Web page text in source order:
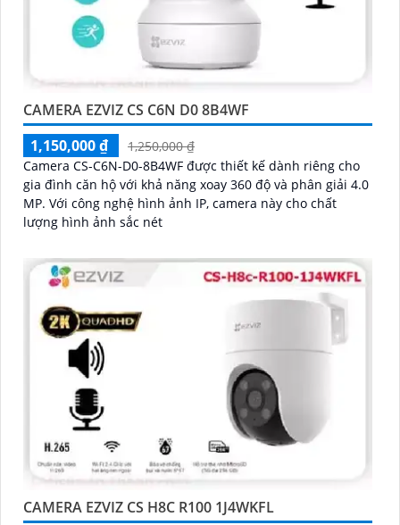
CAMERA EZVIZ CS C6N D0 8B4WF
1,150,000 ₫
1,250,000 ₫
Camera CS-C6N-D0-8B4WF được thiết kế dành riêng cho
gia đình căn hộ với khả năng xoay 360 độ và phân giải 4.0
MP. Với công nghệ hình ảnh IP, camera này cho chất
lượng hình ảnh sắc nét
CAMERA EZVIZ CS H8C R100 1J4WKFL